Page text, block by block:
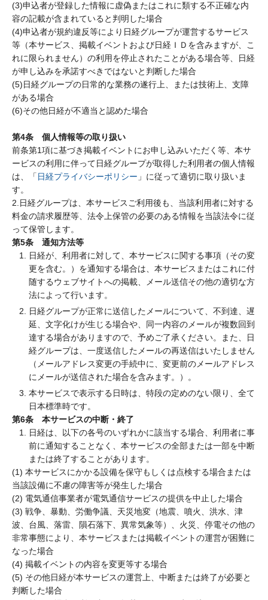
(3)申込者が登録した情報に虚偽またはこれに類する不正確な内
容の記載が含まれていると判明した場合
(4)申込者が規約違反等により日経グループが運営するサービス
等（本サービス、掲載イベントおよび日経ＩＤを含みますが、こ
れに限られません）の利用を停止されたことがある場合等、日経
が申し込みを承諾すべきではないと判断した場合
(5)日経グループの日常的な業務の遂行上、または技術上、支障
がある場合
(6)その他日経が不適当と認めた場合
第4条 個人情報等の取り扱い
前条第1項に基づき掲載イベントにお申し込みいただく等、本サ
ービスの利用に伴って日経グループが取得した利用者の個人情報
は、「 日経プライバシーポリシー 」に従って適切に取り扱いま
す。
2.日経グループは、本サービスご利用後も、当該利用者に対する
料金の請求履歴等、法令上保管の必要のある情報を当該法令に従
って保管します。
第5条 通知方法等
日経が、利用者に対して、本サービスに関する事項（その変
更を含む。）を通知する場合は、本サービスまたはこれに付
随するウェブサイトへの掲載、メール送信その他の適切な方
法によって行います。
日経グループが正常に送信したメールについて、不到達、遅
延、文字化けが生じる場合や、同一内容のメールが複数回到
達する場合がありますので、予めご了承ください。また、日
経グループは、一度送信したメールの再送信はいたしません
（メールアドレス変更の手続中に、変更前のメールアドレス
にメールが送信された場合を含みます。）。
本サービスで表示する日時は、特段の定めのない限り、全て
日本標準時です。
第6条 本サービスの中断・終了
日経は、以下の各号のいずれかに該当する場合、利用者に事
前に通知することなく、本サービスの全部または一部を中断
または終了することがあります。
(1) 本サービスにかかる設備を保守もしくは点検する場合または
当該設備に不慮の障害等が発生した場合
(2) 電気通信事業者が電気通信サービスの提供を中止した場合
(3) 戦争、暴動、労働争議、天災地変（地震、噴火、洪水、津
波、台風、落雷、隕石落下、異常気象等）、火災、停電その他の
非常事態により、本サービスまたは掲載イベントの運営が困難に
なった場合
(4) 掲載イベントの内容を変更等する場合
(5) その他日経が本サービスの運営上、中断または終了が必要と
判断した場合